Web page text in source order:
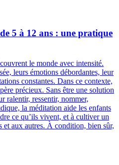
5 à 12 ans : une pratique
le monde avec intensité.
leurs émotions débordantes, leur
constantes. Dans ce contexte,
précieux. Sans être une solution
ralentir, ressentir, nommer,
la méditation aide les enfants
ce qu’ils vivent, et à cultiver un
et aux autres. À condition, bien sûr,